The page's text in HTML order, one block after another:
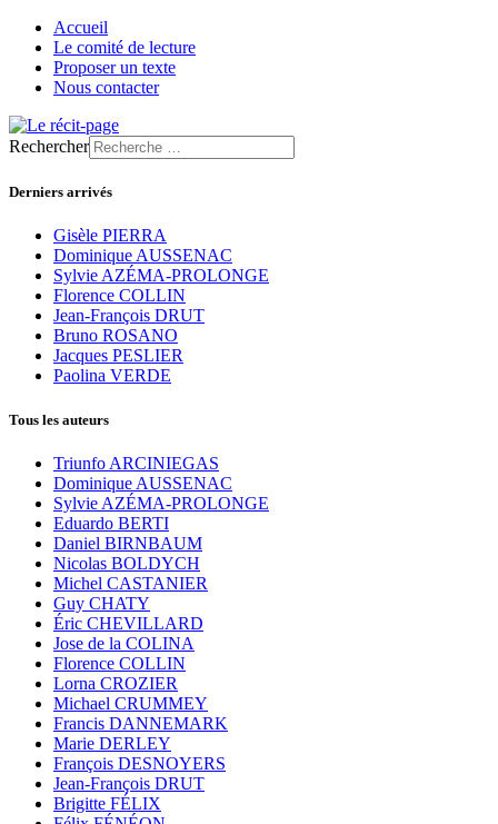
Accueil
Le comité de lecture
Proposer un texte
Nous contacter
Rechercher
Derniers arrivés
Gisèle PIERRA
Dominique AUSSENAC
Sylvie AZÉMA-PROLONGE
Florence COLLIN
Jean-François DRUT
Bruno ROSANO
Jacques PESLIER
Paolina VERDE
Tous les auteurs
Triunfo ARCINIEGAS
Dominique AUSSENAC
Sylvie AZÉMA-PROLONGE
Eduardo BERTI
Daniel BIRNBAUM
Nicolas BOLDYCH
Michel CASTANIER
Guy CHATY
Éric CHEVILLARD
Jose de la COLINA
Florence COLLIN
Lorna CROZIER
Michael CRUMMEY
Francis DANNEMARK
Marie DERLEY
François DESNOYERS
Jean-François DRUT
Brigitte FÉLIX